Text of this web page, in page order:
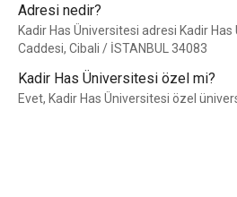
Adresi nedir?
Kadir Has Üniversitesi adresi Kadir
Caddesi, Cibali / İSTANBUL 34083
Kadir Has Üniversitesi özel mi?
Evet, Kadir Has Üniversitesi özel